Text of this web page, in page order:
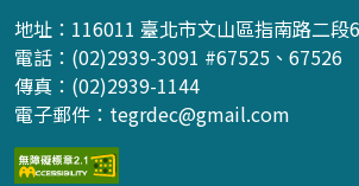
地址：116011 臺北市文山區指南路二段
電話：(02)2939-3091 #67525、67526
傳真：(02)2939-1144
電子郵件： tegrdec@gmail.com